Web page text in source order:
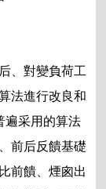
、對變負荷工
法進行改良和
遍采用的算法
前后反饋基礎
前饋、煙囪出